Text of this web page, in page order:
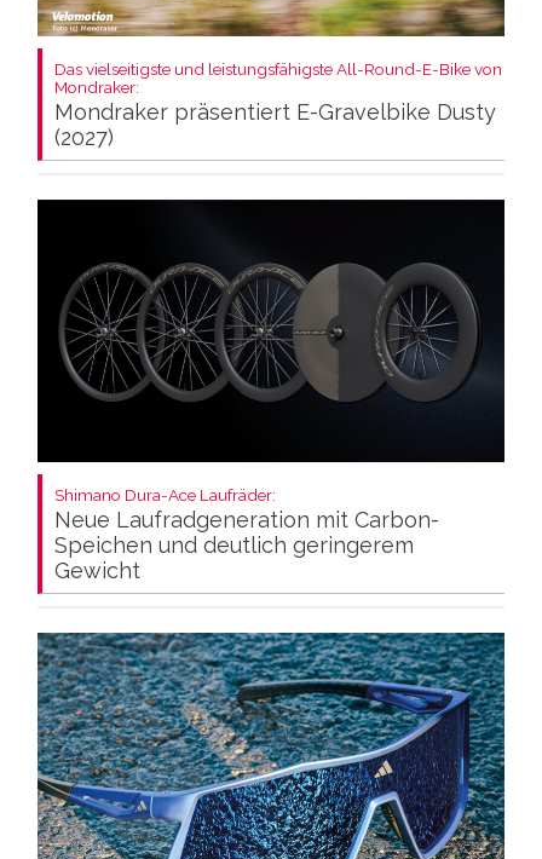
Das vielseitigste und leistungsfähigste All-Round-E-Bike von
Mondraker:
Mondraker präsentiert E-Gravelbike Dusty
(2027)
Shimano Dura-Ace Laufräder:
Neue Laufradgeneration mit Carbon-
Speichen und deutlich geringerem
Gewicht